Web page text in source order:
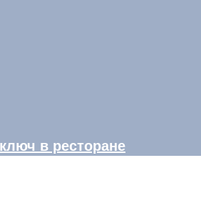
в ресторане